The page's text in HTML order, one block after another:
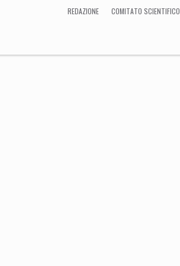
REDAZIONE COMITATO SCIENTIFICO